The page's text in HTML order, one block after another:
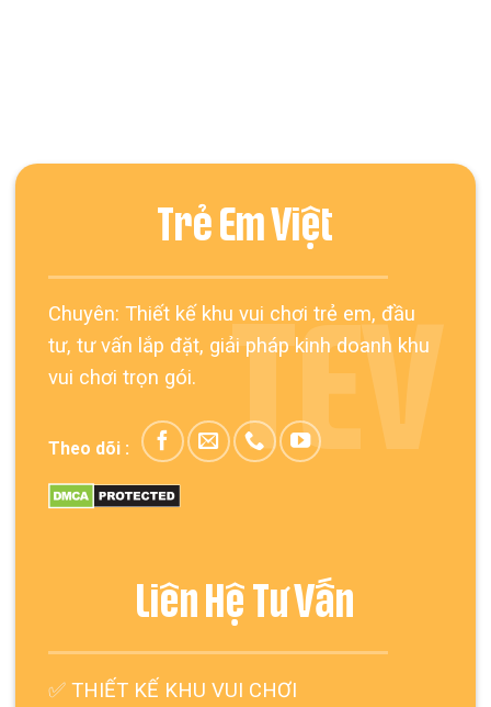
Trẻ Em Việt
Chuyên: Thiết kế khu vui chơi trẻ em, đầu
tư, tư vấn lắp đặt, giải pháp kinh doanh khu
vui chơi trọn gói.
Theo dõi : TEV
Liên Hệ Tư Vấn
✅THIẾT KẾ KHU VUI CHƠI